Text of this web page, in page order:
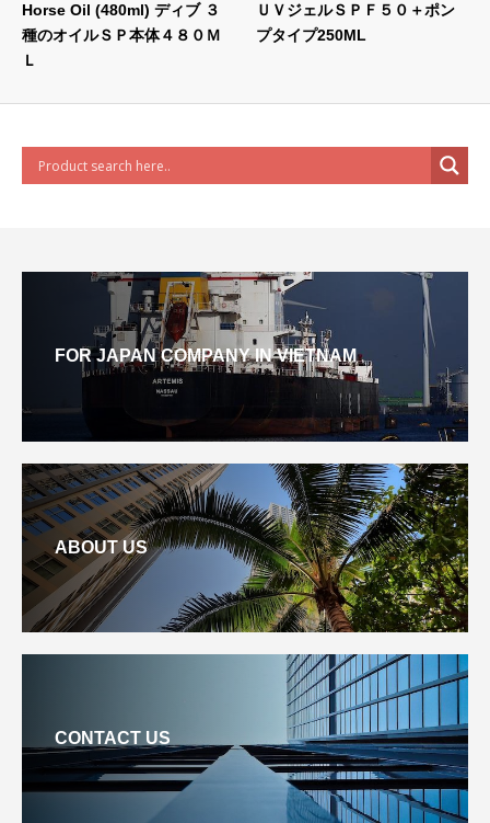
Horse Oil (480ml) ディブ ３
種のオイルＳＰ本体４８０Ｍ
Ｌ
ＵＶジェルＳＰＦ５０＋ポン
プタイプ250ML
FOR JAPAN COMPANY IN VIETNAM
ABOUT US
CONTACT US